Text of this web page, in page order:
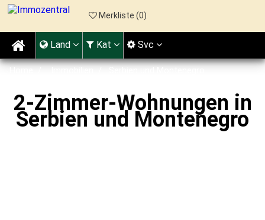
2-Zimmer-Wohnungen in
Serbien und Montenegro
Merkliste (0)
Land Kat Svc